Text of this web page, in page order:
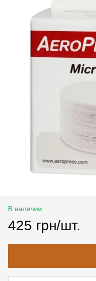
В наличии
425 грн/шт.